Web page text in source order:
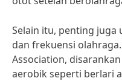
Selain itu, penting
dan frekuensi
Association,
aerobik seperti berlari